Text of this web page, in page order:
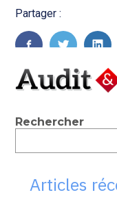
Aller
Partager :
Blog
sidebar
Rechercher
Articles